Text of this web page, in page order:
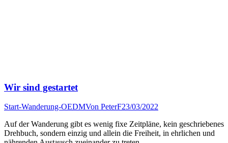
Wir sind gestartet
Start-Wanderung-OEDMVon PeterF23/03/2022
Auf der Wanderung gibt es wenig fixe Zeitpläne, kein geschriebenes
Drehbuch, sondern einzig und allein die Freiheit, in ehrlichen und